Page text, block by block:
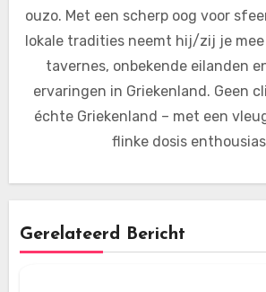
ouzo. Met een scherp oog voor
lokale tradities neemt hij/zij je
tavernes, onbekende eilanden
ervaringen in Griekenland. Geen
échte Griekenland – met een
flinke dosis
Gerelateerd Bericht